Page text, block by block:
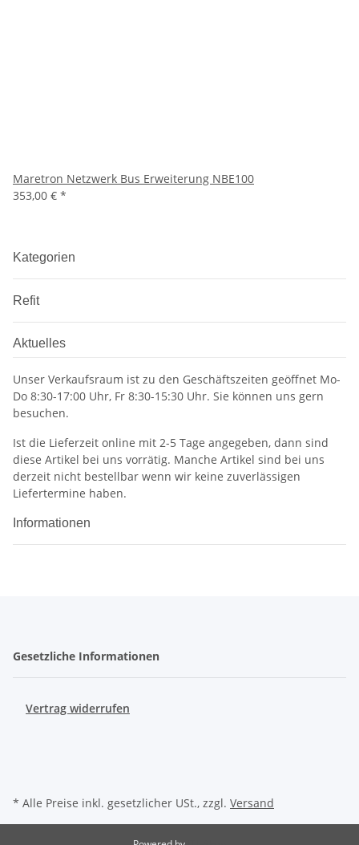
Maretron Netzwerk Bus Erweiterung NBE100
353,00 € *
Kategorien
Refit
Aktuelles
Unser Verkaufsraum ist zu den Geschäftszeiten geöffnet Mo-
Do 8:30-17:00 Uhr, Fr 8:30-15:30 Uhr. Sie können uns gern
besuchen.
Ist die Lieferzeit online mit 2-5 Tage angegeben, dann sind
diese Artikel bei uns vorrätig. Manche Artikel sind bei uns
derzeit nicht bestellbar wenn wir keine zuverlässigen
Liefertermine haben.
Informationen
Gesetzliche Informationen
Vertrag widerrufen
* Alle Preise inkl. gesetzlicher USt., zzgl. Versand